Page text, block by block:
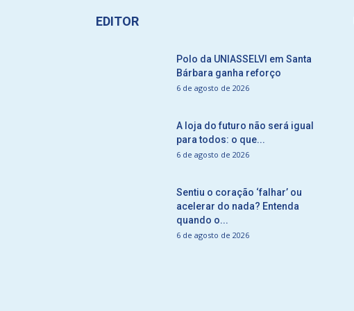
EDITOR
Polo da UNIASSELVI em Santa
Bárbara ganha reforço
6 de agosto de 2026
A loja do futuro não será igual
para todos: o que...
6 de agosto de 2026
Sentiu o coração ‘falhar’ ou
acelerar do nada? Entenda
quando o...
6 de agosto de 2026